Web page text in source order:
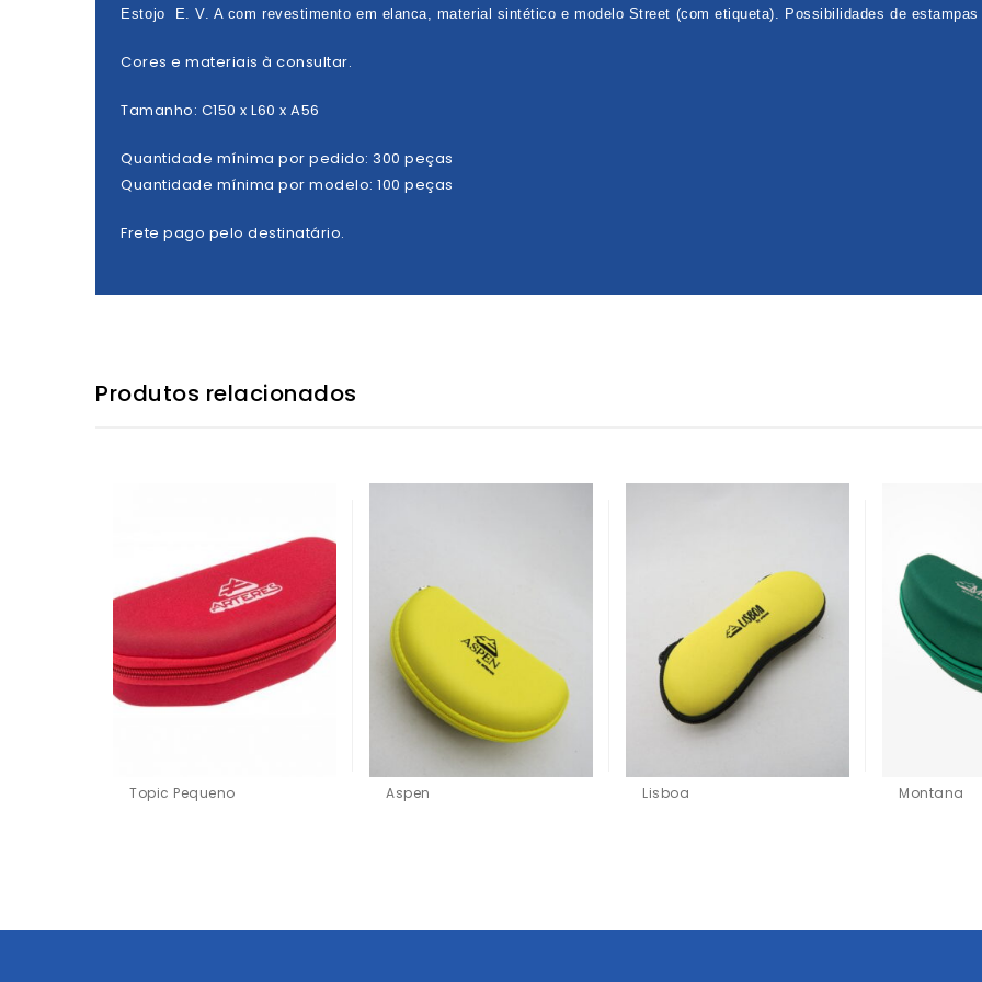
Estojo E. V. A com revestimento em elanca, material sintético e modelo Street (com etiqueta). Possibilidades de
Cores e materiais à consultar.
Tamanho: C150 x L60 x A56
Quantidade mínima por pedido: 300 peças
Quantidade mínima por modelo: 100 peças
Frete pago pelo destinatário.
Produtos relacionados
Topic Pequeno Aspen Lisboa Montana